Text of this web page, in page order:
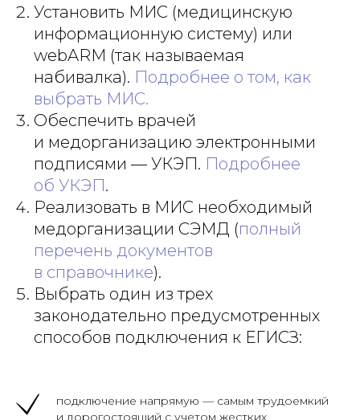
Установить МИС (медицинскую
информационную систему) или
webARM (так называемая
набивалка). Подробнее о том, как
выбрать МИС.
Обеспечить врачей
и медорганизацию электронными
подписями — УКЭП. Подробнее
об УКЭП.
Реализовать в МИС необходимый
медорганизации СЭМД (полный
перечень документов
в справочнике).
Выбрать один из трех
законодательно предусмотренных
способов подключения к ЕГИСЗ:
подключение напрямую — самым трудоемкий
и дорогостоящий с учетом жестких